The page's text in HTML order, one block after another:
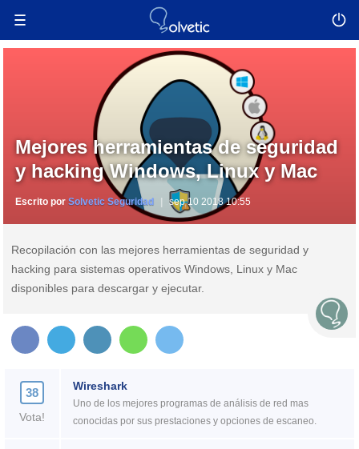
Mejores herramientas de seguridad
y hacking Windows, Linux y Mac
Escrito por Solvetic Seguridad sep 10 2018 10:55
Recopilación con las mejores herramientas de seguridad y
hacking para sistemas operativos Windows, Linux y Mac
disponibles para descargar y ejecutar.
38
Vota!
Wireshark
Uno de los mejores programas de análisis de red mas
conocidas por sus prestaciones y opciones de escaneo.